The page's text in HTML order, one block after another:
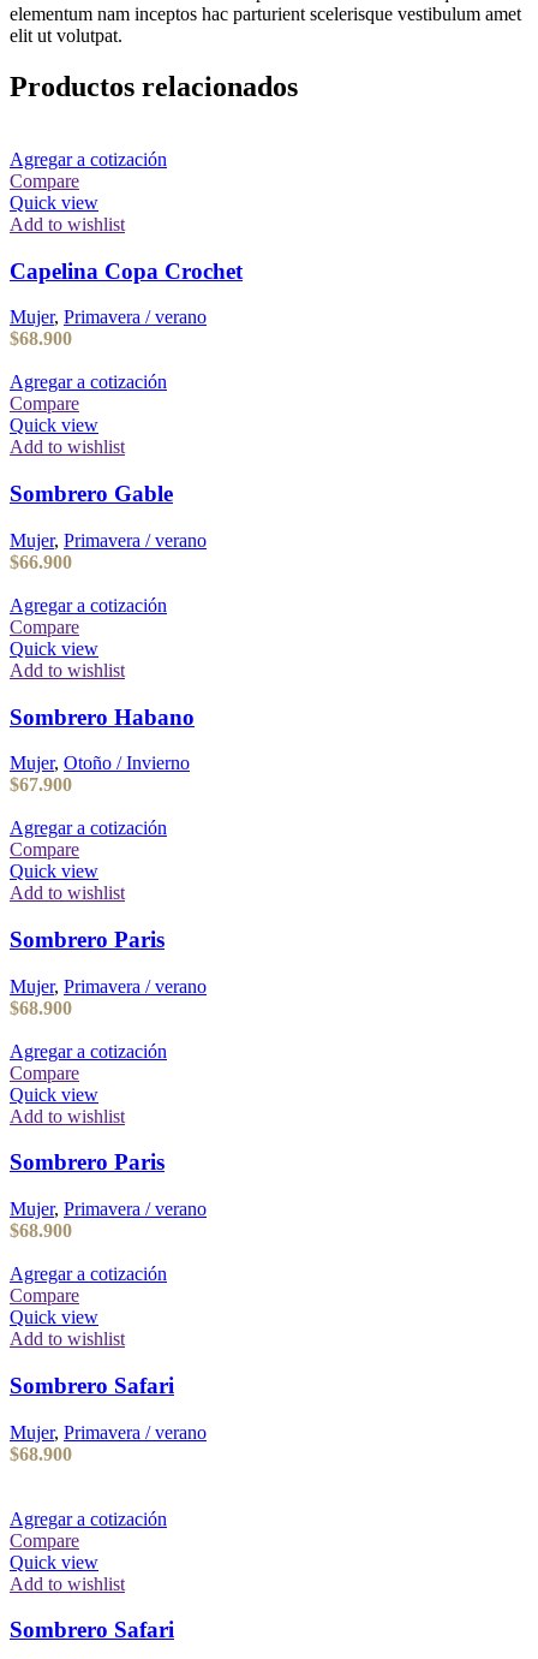
elementum nam inceptos hac parturient scelerisque vestibulum amet
elit ut volutpat.
Productos relacionados
Agregar a cotización
Compare
Quick view
Add to wishlist
Capelina Copa Crochet
Mujer, Primavera / verano
$68.900
Agregar a cotización
Compare
Quick view
Add to wishlist
Sombrero Gable
Mujer, Primavera / verano
$66.900
Agregar a cotización
Compare
Quick view
Add to wishlist
Sombrero Habano
Mujer, Otoño / Invierno
$67.900
Agregar a cotización
Compare
Quick view
Add to wishlist
Sombrero Paris
Mujer, Primavera / verano
$68.900
Agregar a cotización
Compare
Quick view
Add to wishlist
Sombrero Paris
Mujer, Primavera / verano
$68.900
Agregar a cotización
Compare
Quick view
Add to wishlist
Sombrero Safari
Mujer, Primavera / verano
$68.900
Agregar a cotización
Compare
Quick view
Add to wishlist
Sombrero Safari